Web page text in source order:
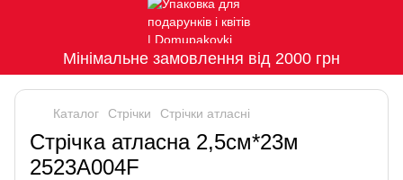
Мінімальне замовлення від 2000 грн
Каталог Стрічки Стрічки атласні
Стрічка атласна 2,5см*23м
2523A004F